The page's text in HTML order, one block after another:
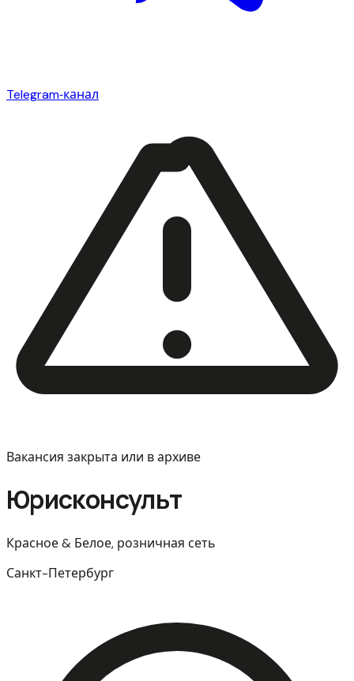
Telegram‑канал
Вакансия закрыта или в архиве
Юрисконсульт
Красное & Белое, розничная сеть
Санкт-Петербург